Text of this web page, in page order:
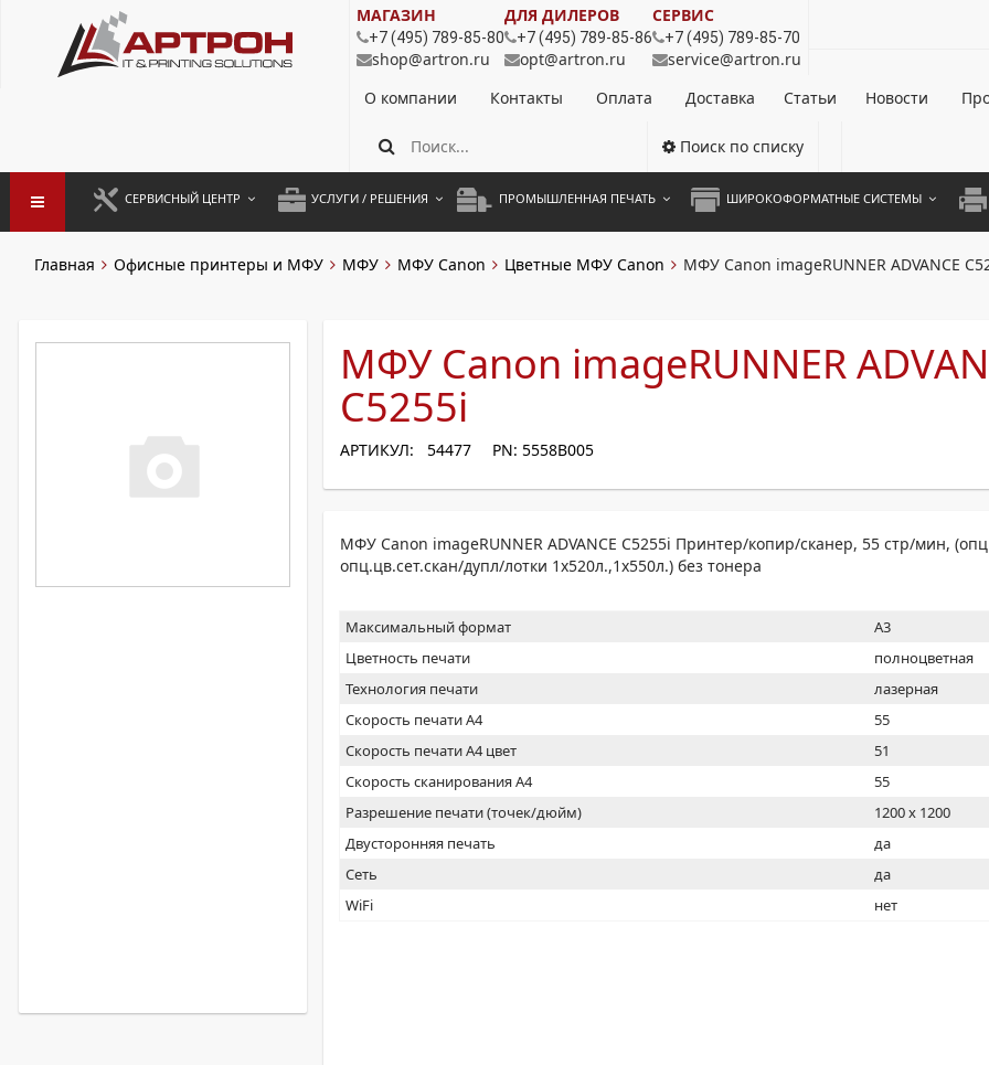
МАГАЗИН
+7 (495) 789-85-80
shop@artron.ru
ДЛЯ ДИЛЕРОВ
+7 (495) 789-85-86
opt@artron.ru
СЕРВИС
+7 (495) 789-85-70
service@artron.ru
О компании
Контакты Оплата Доставка Статьи Новости
Поиск по списку
СЕРВИСНЫЙ ЦЕНТР УСЛУГИ / РЕШЕНИЯ
АРЕНДА ОБОРУДОВАНИЯ
ПРОМЫШЛЕННАЯ ПЕЧАТЬ ШИРОКОФОРМАТНЫЕ СИСТЕМЫ
А4
Главная Офисные принтеры и МФУ МФУ МФУ Canon Цветные МФУ Canon МФУ Canon imageRUNNER ADVANCE
МФУ Canon imageRUNNER
C5255i
АРТИКУЛ: 54477 PN: 5558B005
МФУ Canon imageRUNNER ADVANCE C5255i Принтер/копир/сканер, 55 стр/мин,
опц.цв.сет.скан/дупл/лотки 1х520л.,1х550л.) без тонера
Максимальный формат
A3
Цветность печати
полноцветная
Технология печати
лазерная
Скорость печати А4
55
Скорость печати А4 цвет
51
Скорость сканирования А4
55
Разрешение печати (точек/дюйм)
1200 x 1200
Двусторонняя печать
да
Сеть
да
WiFi
нет